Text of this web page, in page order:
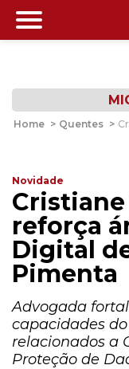
Home > Quentes >
Novidade
reforça
Digital
Pimenta
Advogada
capacidades
relacionados a
Proteção de